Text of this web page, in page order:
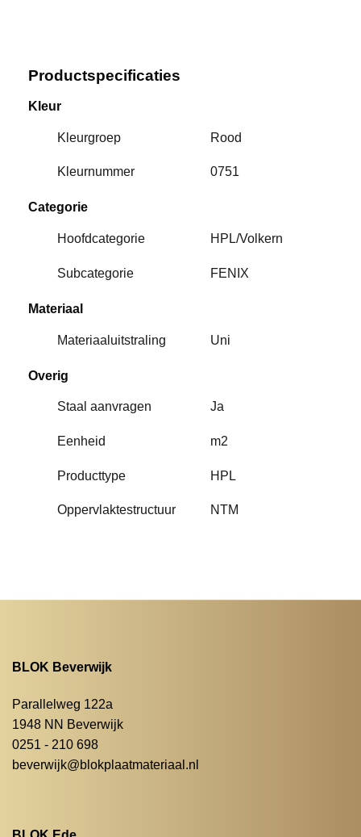
Productspecificaties
Kleur
Kleurgroep Rood
Kleurnummer 0751
Categorie
Hoofdcategorie HPL/Volkern
Subcategorie FENIX
Materiaal
Materiaaluitstraling Uni
Overig
Staal aanvragen Ja
Eenheid m2
Producttype HPL
Oppervlaktestructuur NTM
BLOK Beverwijk
Parallelweg 122a
1948 NN Beverwijk
0251 - 210 698
beverwijk@blokplaatmateriaal.nl